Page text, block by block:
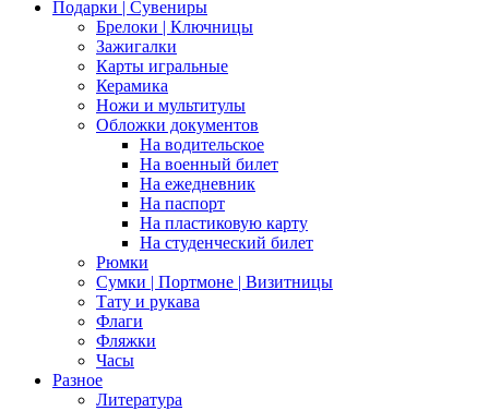
Подарки | Сувениры
Брелоки | Ключницы
Зажигалки
Карты игральные
Керамика
Ножи и мультитулы
Обложки документов
На водительское
На военный билет
На ежедневник
На паспорт
На пластиковую карту
На студенческий билет
Рюмки
Сумки | Портмоне | Визитницы
Тату и рукава
Флаги
Фляжки
Часы
Разное
Литература